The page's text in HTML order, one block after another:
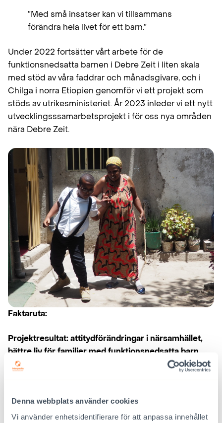
Denna webbplats använder cookies
Vi använder enhetsidentifierare för att anpassa innehållet
”Med små insatser kan vi tillsammans
förändra hela livet för ett barn.”
Under 2022 fortsätter vårt arbete för de
funktionsnedsatta barnen i Debre Zeit i liten skala
med stöd av våra faddrar och månadsgivare, och i
Chilga i norra Etiopien genomför vi ett projekt som
stöds av utrikesministeriet. År 2023 inleder vi ett nytt
utvecklingsssamarbetsprojekt i för oss nya områden
nära Debre Zeit.
Faktaruta:
Projektresultat: attitydförändringar i närsamhället,
bättre liv för familjer med funktionsnedsatta barn
funktionsnedsättning.